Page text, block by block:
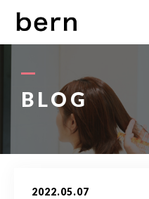
BLOG
2022.05.07